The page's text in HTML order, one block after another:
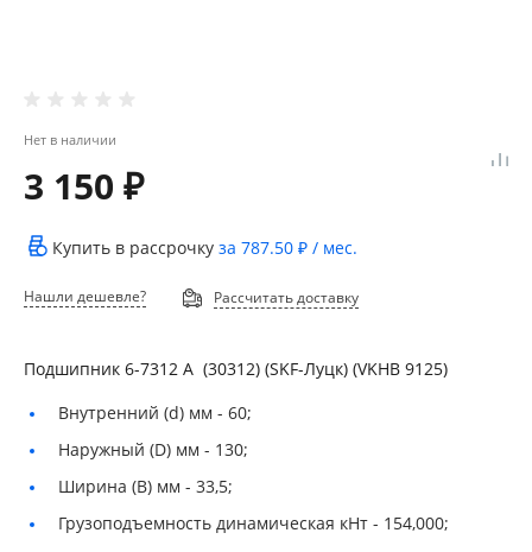
Нет в наличии
3 150 ₽
Купить в рассрочку за 787.50 ₽ / мес.
Нашли дешевле? Рассчитать доставку
Подшипник 6-7312 А (30312) (SKF-Луцк) (VKHB 9125)
Внутренний (d) мм - 60;
Наружный (D) мм - 130;
Ширина (B) мм - 33,5;
Грузоподъемность динамическая кНт - 154,000;